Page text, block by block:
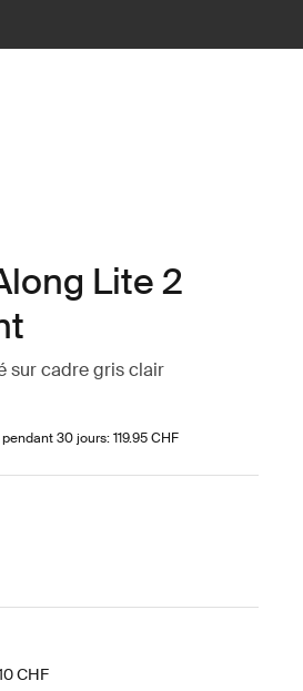
Lite 2
sur cadre gris clair
30 jours: 119.95 CHF
Gray (selected)
Gray
2 Zen Lime
CHF